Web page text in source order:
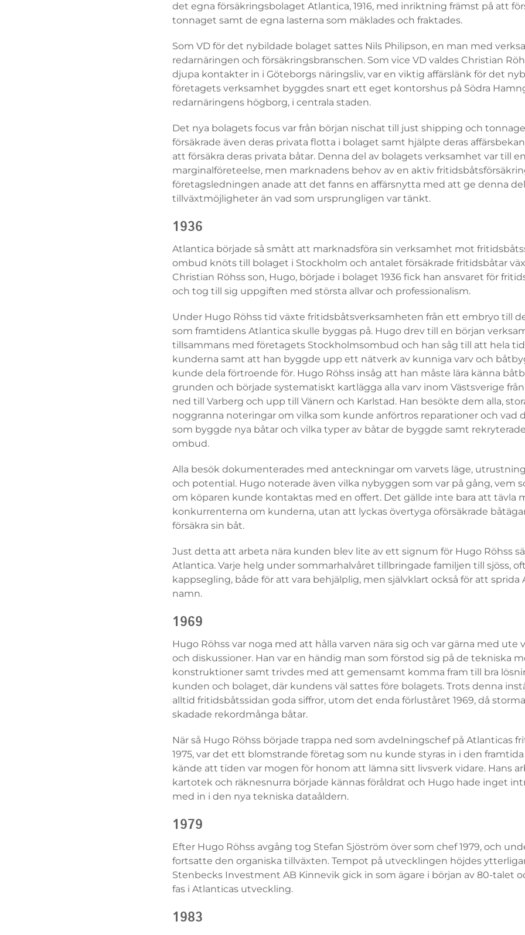
det egna försäkringsbolaget Atlantica, 1916, med inriktning främst på att
tonnaget samt de egna lasterna som mäklades och fraktades.
Som VD för det nybildade bolaget sattes Nils Philipson, en man med
redarnäringen och försäkringsbranschen. Som vice VD valdes Christian
djupa kontakter in i Göteborgs näringsliv, var en viktig affärslänk för det
företagets verksamhet byggdes snart ett eget kontorshus på Södra
redarnäringens högborg, i centrala staden.
Det nya bolagets focus var från början nischat till just shipping och
försäkrade även deras privata flotta i bolaget samt hjälpte deras
att försäkra deras privata båtar. Denna del av bolagets verksamhet var till
marginalföreteelse, men marknadens behov av en aktiv
företagsledningen anade att det fanns en affärsnytta med att ge denna
tillväxtmöjligheter än vad som ursprungligen var tänkt.
1936
Atlantica började så smått att marknadsföra sin verksamhet mot
ombud knöts till bolaget i Stockholm och antalet försäkrade fritidsbåtar
Christian Röhss son, Hugo, började i bolaget 1936 fick han ansvaret för
och tog till sig uppgiften med största allvar och professionalism.
Under Hugo Röhss tid växte fritidsbåtsverksamheten från ett embryo till
som framtidens Atlantica skulle byggas på. Hugo drev till en början
tillsammans med företagets Stockholmsombud och han såg till att hela
kunderna samt att han byggde upp ett nätverk av kunniga varv och
kunde dela förtroende för. Hugo Röhss insåg att han måste lära känna
grunden och började systematiskt kartlägga alla varv inom Västsverige
ned till Varberg och upp till Vänern och Karlstad. Han besökte dem alla,
noggranna noteringar om vilka som kunde anförtros reparationer och vad
som byggde nya båtar och vilka typer av båtar de byggde samt
ombud.
Alla besök dokumenterades med anteckningar om varvets läge,
och potential. Hugo noterade även vilka nybyggen som var på gång, vem
om köparen kunde kontaktas med en offert. Det gällde inte bara att tävla
konkurrenterna om kunderna, utan att lyckas övertyga oförsäkrade
försäkra sin båt.
Just detta att arbeta nära kunden blev lite av ett signum för Hugo Röhss
Atlantica. Varje helg under sommarhalvåret tillbringade familjen till sjöss,
kappsegling, både för att vara behjälplig, men självklart också för att sprida
namn.
1969
Hugo Röhss var noga med att hålla varven nära sig och var gärna med ute
och diskussioner. Han var en händig man som förstod sig på de tekniska
konstruktioner samt trivdes med att gemensamt komma fram till bra
kunden och bolaget, där kundens väl sattes före bolagets. Trots denna
alltid fritidsbåtssidan goda siffror, utom det enda förluståret 1969, då
skadade rekordmånga båtar.
När så Hugo Röhss började trappa ned som avdelningschef på Atlanticas
1975, var det ett blomstrande företag som nu kunde styras in i den
kände att tiden var mogen för honom att lämna sitt livsverk vidare. Hans
kartotek och räknesnurra började kännas föråldrat och Hugo hade inget
med in i den nya tekniska dataåldern.
1979
Efter Hugo Röhss avgång tog Stefan Sjöström över som chef 1979, och
fortsatte den organiska tillväxten. Tempot på utvecklingen höjdes
Stenbecks Investment AB Kinnevik gick in som ägare i början av 80-talet
fas i Atlanticas utveckling.
1983